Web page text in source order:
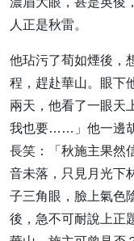
人正是秋雷。
他玷污了荀如煙後，
程，趕赴華山。眼下
兩天，他看了一眼天
我也要……」他一邊
長笑：「秋施主果然
音未落，只見月光下
子三角眼，臉上氣色
後，急不可耐說上正